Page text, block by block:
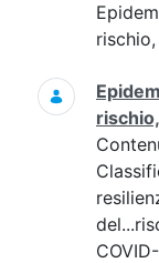
rischio,